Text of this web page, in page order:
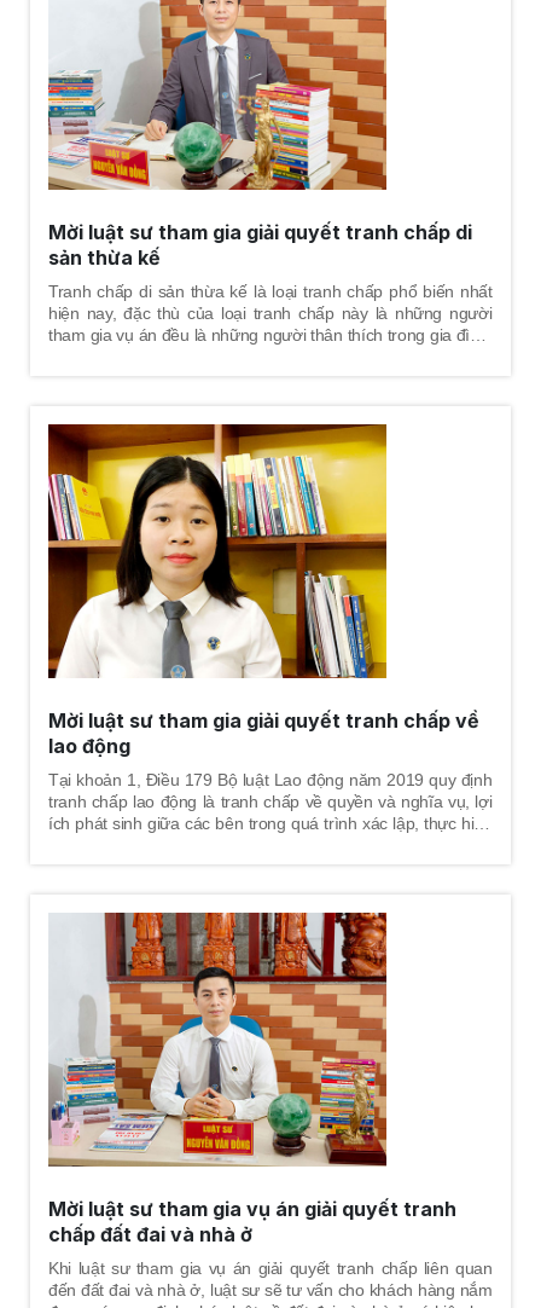
vụ việc. Đây là tiền đề để thực hiện các công việc về sau của
một vụ án hành chính.
Mời luật sư tham gia giải quyết tranh chấp di
sản thừa kế
Tranh chấp di sản thừa kế là loại tranh chấp phổ biến nhất
hiện nay, đặc thù của loại tranh chấp này là những người
tham gia vụ án đều là những người thân thích trong gia đình.
mình.
Mời luật sư tham gia giải quyết tranh chấp về
lao động
Tại khoản 1, Điều 179 Bộ luật Lao động năm 2019 quy định
tranh chấp lao động là tranh chấp về quyền và nghĩa vụ, lợi
ích phát sinh giữa các bên trong quá trình xác lập, thực hiện
Mời luật sư tham gia vụ án giải quyết tranh
chấp đất đai và nhà ở
Khi luật sư tham gia vụ án giải quyết tranh chấp liên quan
đến đất đai và nhà ở, luật sư sẽ tư vấn cho khách hàng nắm